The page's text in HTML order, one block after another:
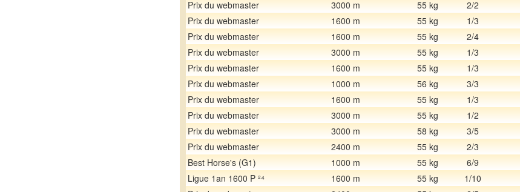
Prix du webmaster
3000 m 55 kg 2/2
Prix du webmaster
1600 m 55 kg 1/3
Prix du webmaster
1600 m 55 kg 2/4
Prix du webmaster
3000 m 55 kg 1/3
Prix du webmaster
1600 m 55 kg 1/3
Prix du webmaster
1000 m 56 kg 3/3
Prix du webmaster
1600 m 55 kg 1/3
Prix du webmaster
3000 m 55 kg 1/2
Prix du webmaster
3000 m 58 kg 3/5
Prix du webmaster
2400 m 55 kg 2/3
Best Horse's (G1)
1000 m 55 kg 6/9
Ligue 1an 1600 P ²⁴
1600 m 55 kg 1/10